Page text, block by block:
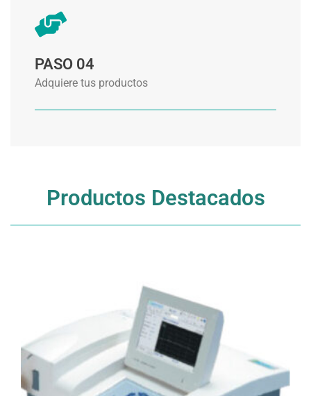
PASO 04
Adquiere tus productos
Productos Destacados